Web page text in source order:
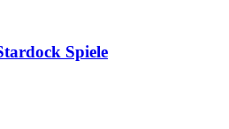
Spiele